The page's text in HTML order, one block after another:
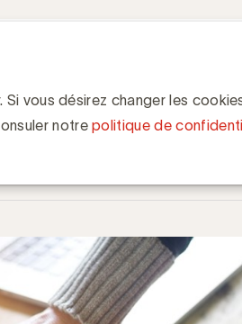
vous désirez changer les
notrepolitique de